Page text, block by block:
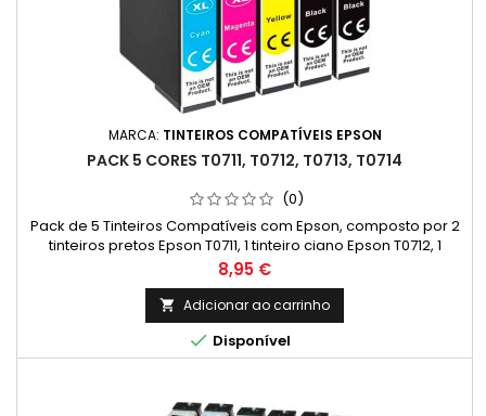
MARCA: TINTEIROS COMPATÍVEIS EPSON
PACK 5 CORES T0711, T0712, T0713, T0714
(0)
Pack de 5 Tinteiros Compatíveis com Epson, composto por 2
tinteiros pretos Epson T0711, 1 tinteiro ciano Epson T0712, 1
tinteiro magenta Epson T0713 e 1 tinteiro amarelo Epson T0714.
Alta qualidade de impressão a um preço acessível.
Preço
8,95 €
 Adicionar ao carrinho
 Disponível